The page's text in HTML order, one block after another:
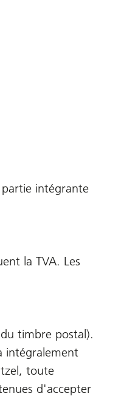
intégrante
la TVA. Les
timbre postal).
intégralement
toute
d'accepter